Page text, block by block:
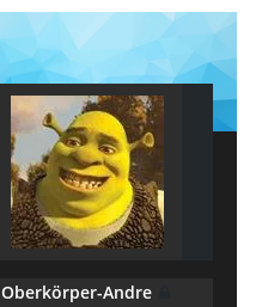
Oberkörper-Andre